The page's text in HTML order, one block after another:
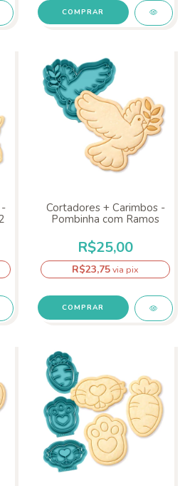
COMPRAR
Cortadores + Carimbos -
Pombinha com Ramos
R$25,00
R$23,75via pix
COMPRAR